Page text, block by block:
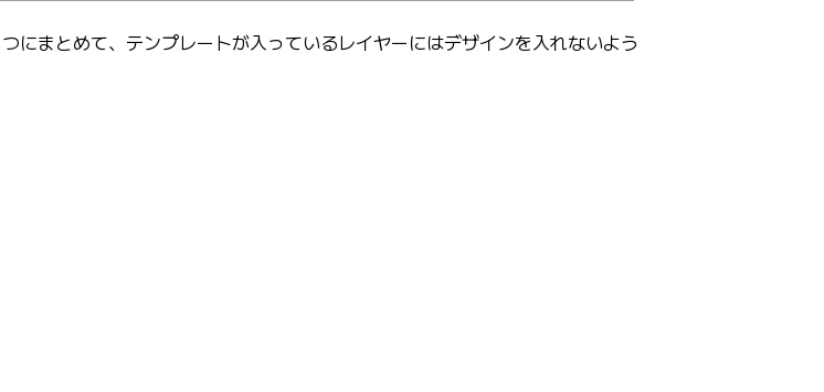
にまとめて、テンプレートが入っているレイヤーにはデザインを入れないよう